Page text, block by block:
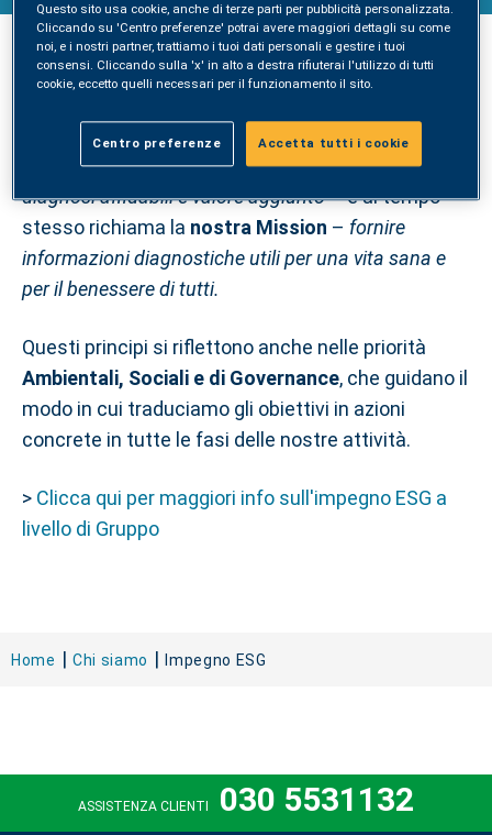
VALORE
Lastrategia ESG(Environmental, Social and
una leadership conquistata attraverso l'eccellenza
nel servizio ai pazienti e alla comunità medica con
diagnosi affidabili e valore aggiunto– e al tempo
stesso richiama la nostra Mission – fornire
informazioni diagnostiche utili per una vita sana e
per il benessere di tutti.
Questi principi si riflettono anche nelle priorità
Ambientali, Sociali e di Governance, che guidano il
modo in cui traduciamo gli obiettivi in azioni
concrete in tutte le fasi delle nostre attività.
> Clicca qui per maggiori info sull'impegno ESG a
livello di Gruppo
Home Chi siamo Impegno ESG
ASSISTENZA CLIENTI 030 5531132
Questo sito usa cookie, anche di terze parti per pubblicità personalizzata.
Cliccando su 'Centro preferenze' potrai avere maggiori dettagli su come
noi, e i nostri partner, trattiamo i tuoi dati personali e gestire i tuoi
consensi. Cliccando sulla 'x' in alto a destra rifiuterai l'utilizzo di tutti
cookie, eccetto quelli necessari per il funzionamento il sito.
Centro preferenze Accetta tutti i cookie